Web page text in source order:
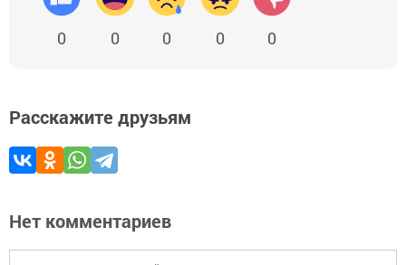
0 0 0 0 0
Расскажите друзьям
Нет комментариев